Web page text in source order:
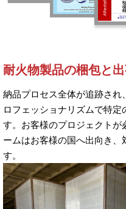
耐火物製品の梱包と
納品プロセス全体が追跡され
ロフェッショナリズムで特定
す。お客様のプロジェクトが
ームはお客様の国へ出向き、
す。